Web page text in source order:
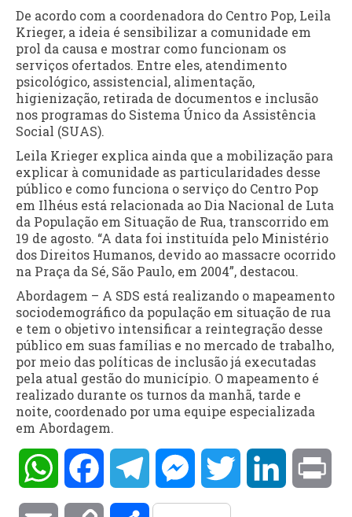
De acordo com a coordenadora do Centro Pop, Leila
Krieger, a ideia é sensibilizar a comunidade em
prol da causa e mostrar como funcionam os
serviços ofertados. Entre eles, atendimento
psicológico, assistencial, alimentação,
higienização, retirada de documentos e inclusão
nos programas do Sistema Único da Assistência
Social (SUAS).
Leila Krieger explica ainda que a mobilização para
explicar à comunidade as particularidades desse
público e como funciona o serviço do Centro Pop
em Ilhéus está relacionada ao Dia Nacional de Luta
da População em Situação de Rua, transcorrido em
19 de agosto. “A data foi instituída pelo Ministério
dos Direitos Humanos, devido ao massacre ocorrido
na Praça da Sé, São Paulo, em 2004”, destacou.
Abordagem – A SDS está realizando o mapeamento
sociodemográfico da população em situação de rua
e tem o objetivo intensificar a reintegração desse
público em suas famílias e no mercado de trabalho,
por meio das políticas de inclusão já executadas
pela atual gestão do município. O mapeamento é
realizado durante os turnos da manhã, tarde e
noite, coordenado por uma equipe especializada
em Abordagem.
WhatsAppFacebookTelegramMessengerTwitter LinkedIn